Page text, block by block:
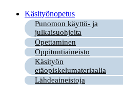
Käsityönopetus
Punomon käyttö- ja
julkaisuohjeita
Opettaminen
Oppituntiaineisto
Käsityön
etäopiskelumateriaalia
Lähdeaineistoja